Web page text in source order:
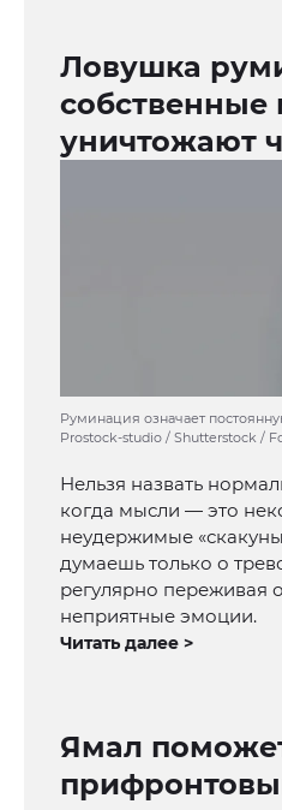
Ловушка
уничтожают
Руминация означает
Prostock-studio / Shutterstock /
Нельзя назвать
когда мысли — это
неудержимые
думаешь только о
регулярно переживая
неприятные эмоции.
Читать далее >
Ямал